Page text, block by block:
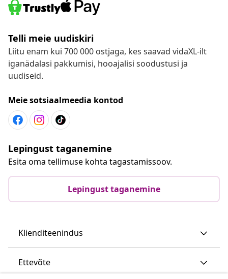
Telli meie uudiskiri
Liitu enam kui 700 000 ostjaga, kes saavad vidaXL-ilt
iganädalasi pakkumisi, hooajalisi soodustusi ja
uudiseid.
Meie sotsiaalmeedia kontod
Lepingust taganemine
Esita oma tellimuse kohta tagastamissoov.
Lepingust taganemine
Klienditeenindus
Ettevõte